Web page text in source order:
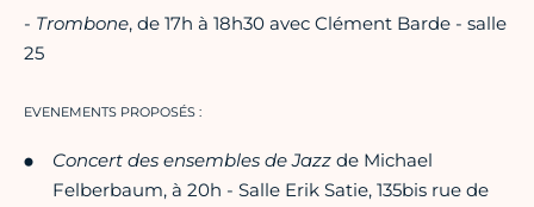
- Trombone, de 17h à 18h30 avec Clément Barde - salle
25
EVENEMENTS PROPOSÉS :
Concert des ensembles de Jazz de Michael
Felberbaum, à 20h - Salle Erik Satie, 135bis rue de